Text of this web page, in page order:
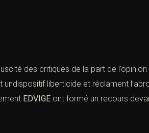
des critiques de la part de l’opinion
undispositif liberticide et réclament
EDVIGE ont formé un recours